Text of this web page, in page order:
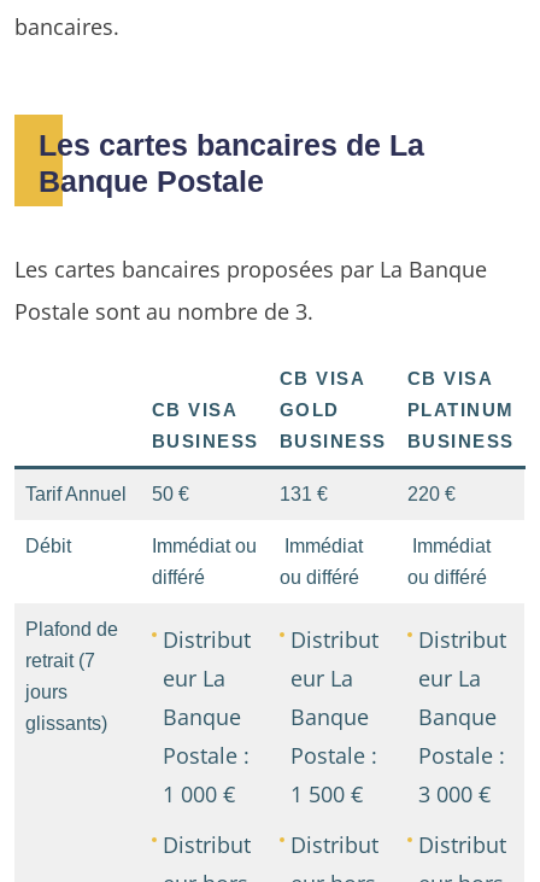
bancaires.
Les cartes bancaires de La
Banque Postale
Les cartes bancaires proposées par La Banque
Postale sont au nombre de 3.
CB VISA
BUSINESS
CB VISA
GOLD
BUSINESS
CB VISA
PLATINUM
BUSINESS
Tarif Annuel 50 € 131 € 220 €
Débit
Immédiat ou
différé
Immédiat
ou différé
Immédiat
ou différé
Plafond de
retrait (7
jours
glissants)
Distribut
eur La
Banque
Postale :
1 000 €
Distribut
Distribut
eur La
Banque
Postale :
1 500 €
Distribut
Distribut
eur La
Banque
Postale :
3 000 €
Distribut